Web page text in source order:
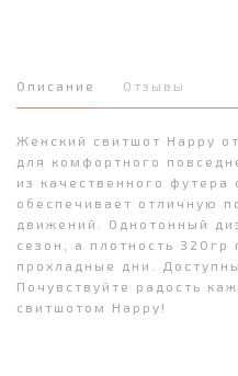
Описание Отзывы
Женский свитшот Happy
для комфортного
из качественного
обеспечивает отличную
движений. Однотонный
сезон, а плотность 320гр
прохладные дни.
Почувствуйте радость
свитшотом Happy!